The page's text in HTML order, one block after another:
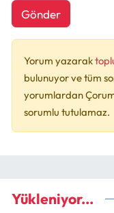
Gönder
Yorum yazarak
bulunuyor ve tüm
yorumlardan
sorumlu tutulamaz.
Yükleniyor...